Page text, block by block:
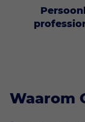
Waarom